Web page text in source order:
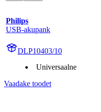
Philips
USB-akupank
DLP10403/10
Universaalne
Vaadake toodet